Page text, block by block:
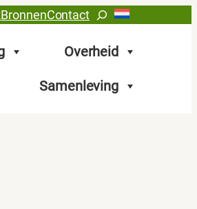
BronnenContactZoeken
Overheid
Samenleving